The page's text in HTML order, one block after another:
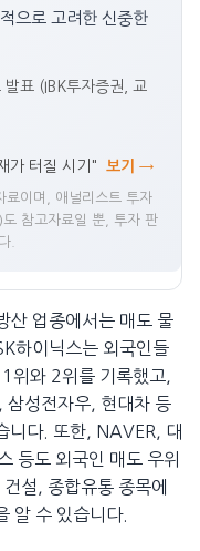
으로 고려한 신중한
표 (IBK투자증권, 교
가 터질 시기" 보기 →
이며, 애널리스트 투자
참고자료일 뿐, 투자 판
.
산 업종에서는 매도 물
하이닉스는 외국인들
위와 2위를 기록했고,
삼성전자우, 현대차 등
니다. 또한, NAVER, 대
등도 외국인 매도 우위
설, 종합유통 종목에
알 수 있습니다.